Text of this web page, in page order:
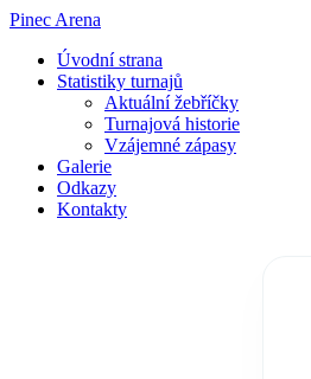
Pinec Arena
Úvodní strana
Statistiky turnajů
Aktuální žebříčky
Turnajová historie
Vzájemné zápasy
Galerie
Odkazy
Kontakty